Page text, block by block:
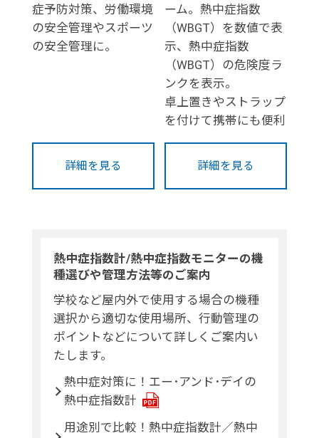
症予防対策、労働環境
の安全管理やスポーツ
の安全管理に。
詳細を見る
ーム。熱中症指数
（WBGT）を数値で表
示、熱中症指数
（WBGT）の危険度ラ
ンクを表示。
卓上置きやストラップ
を付けて携帯にも便利
詳細を見る
熱中症指数計/熱中症指数モニターの機
種選びや管理方法等のご案内
学校など屋内外で使用する場合の機種
選択から適切な使用場所、行動管理の
ポイントなどについて詳しくご案内い
たします。
熱中症対策に！エー･アンド･デイの
熱中症指数計
用途別で比較！熱中症指数計／熱中